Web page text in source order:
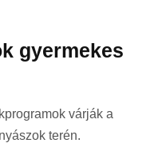
gyermekes
várják a
terén.